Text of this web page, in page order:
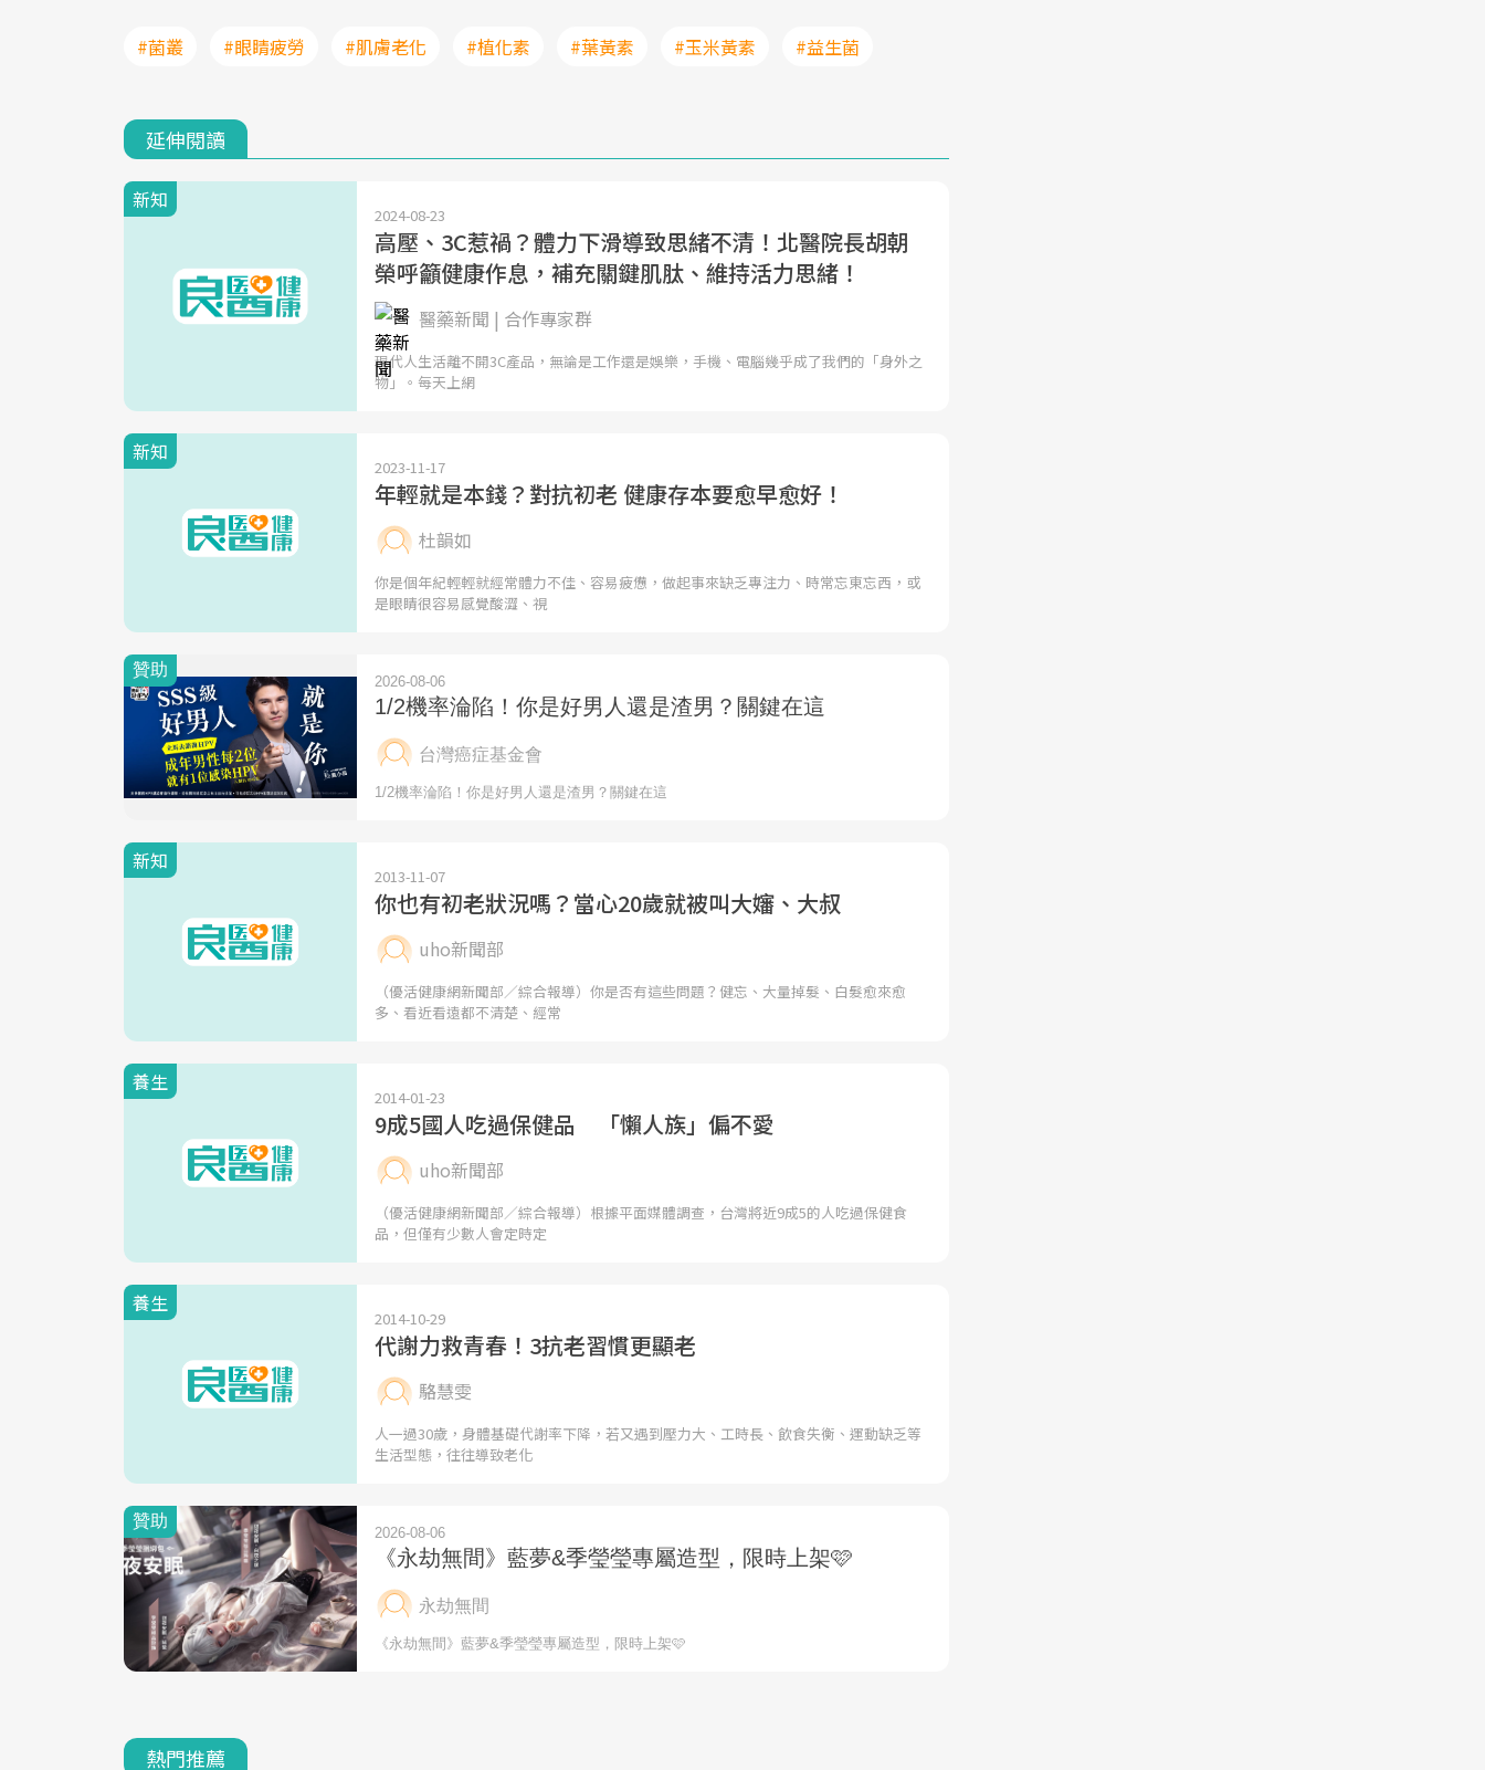
#菌叢 #眼睛疲勞 #肌膚老化 #植化素 #葉黃素 #玉米黃素 #益生菌
延伸閱讀
新知
2024-08-23
高壓、3C惹禍？體力下滑導致思緒不清！北醫院長胡朝
榮呼籲健康作息，補充關鍵肌肽、維持活力思緒！
醫藥新聞 | 合作專家群
現代人生活離不開3C產品，無論是工作還是娛樂，手機、電腦幾乎成了我們的「身外之
物」。每天上網
新知
2023-11-17
年輕就是本錢？對抗初老 健康存本要愈早愈好！
杜韻如
你是個年紀輕輕就經常體力不佳、容易疲憊，做起事來缺乏專注力、時常忘東忘西，或
是眼睛很容易感覺酸澀、視
新知
2013-11-07
你也有初老狀況嗎？當心20歲就被叫大嬸、大叔
uho新聞部
（優活健康網新聞部／綜合報導）你是否有這些問題？健忘、大量掉髮、白髮愈來愈
多、看近看遠都不清楚、經常
養生
2014-01-23
9成5國人吃過保健品 「懶人族」偏不愛
uho新聞部
（優活健康網新聞部／綜合報導）根據平面媒體調查，台灣將近9成5的人吃過保健食
品，但僅有少數人會定時定
養生
2014-10-29
代謝力救青春！3抗老習慣更顯老
駱慧雯
人一過30歲，身體基礎代謝率下降，若又遇到壓力大、工時長、飲食失衡、運動缺乏等
生活型態，往往導致老化
熱門推薦